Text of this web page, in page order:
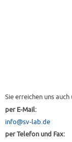
Sie erreichen uns
per E-Mail:
info@sv-lab.de
per Telefon und Fax: